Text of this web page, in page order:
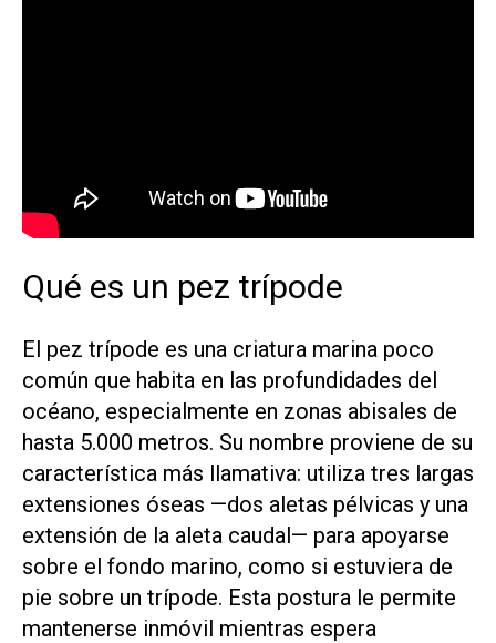
Qué es un pez trípode
El pez trípode es una criatura marina poco
común que habita en las profundidades del
océano, especialmente en zonas abisales de
hasta 5.000 metros. Su nombre proviene de su
característica más llamativa: utiliza tres largas
extensiones óseas —dos aletas pélvicas y una
extensión de la aleta caudal— para apoyarse
sobre el fondo marino, como si estuviera de
pie sobre un trípode. Esta postura le permite
mantenerse inmóvil mientras espera